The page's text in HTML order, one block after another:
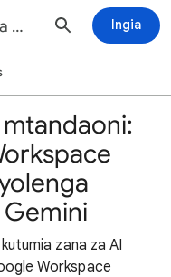
Mashirika Yasiyo ya Faida Msaada Ingia
zana za AI
Workspace